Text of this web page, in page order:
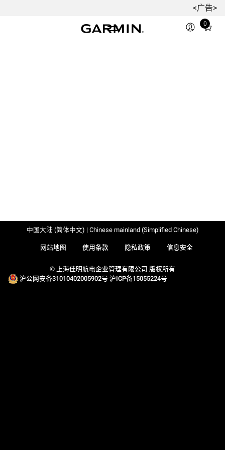
<广告>
0
Total
© 上海佳明航电企业管理有限公司 版权所有
沪公网安备31010402005902号 沪ICP备15055224号
网站地图 使用条款 隐私政策 信息安全
中国大陆 (简体中文) | Chinese mainland (Simplified Chinese)